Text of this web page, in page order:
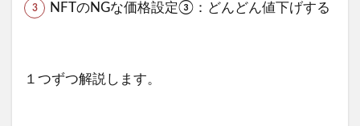
NFTのNGな価格設定③：どんどん値下げする
１つずつ解説します。